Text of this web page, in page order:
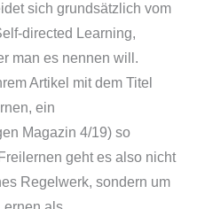
sich grundsätzlich vom
directed Learning,
man es nennen will.
Artikel mit dem Titel
ein
Magazin 4/19) so
geht es also nicht
Regelwerk, sondern um